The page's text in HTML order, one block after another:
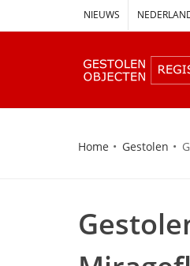
NIEUWS
Home Gestolen